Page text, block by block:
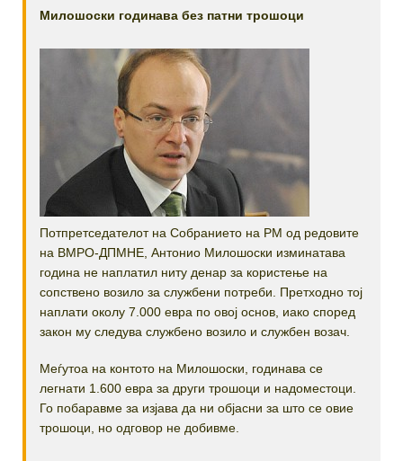
Милошоски годинава без патни трошоци
Потпретседателот на Собранието на РМ од редовите
на ВМРО-ДПМНЕ, Антонио Милошоски изминатава
година не наплатил ниту денар за користење на
сопствено возило за службени потреби. Претходно тој
наплати околу 7.000 евра по овој основ, иако според
закон му следува службено возило и службен возач.
Меѓутоа на контото на Милошоски, годинава се
легнати 1.600 евра за други трошоци и надоместоци.
Го побаравме за изјава да ни објасни за што се овие
трошоци, но одговор не добивме.